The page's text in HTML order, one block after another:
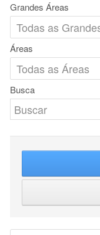
Grandes Áreas
Áreas
Busca